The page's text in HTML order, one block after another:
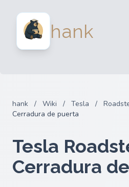
hank
Para
Iniciar
hank / Wiki / Tesla /
Cerradura de puerta
Tesla
Cerradura